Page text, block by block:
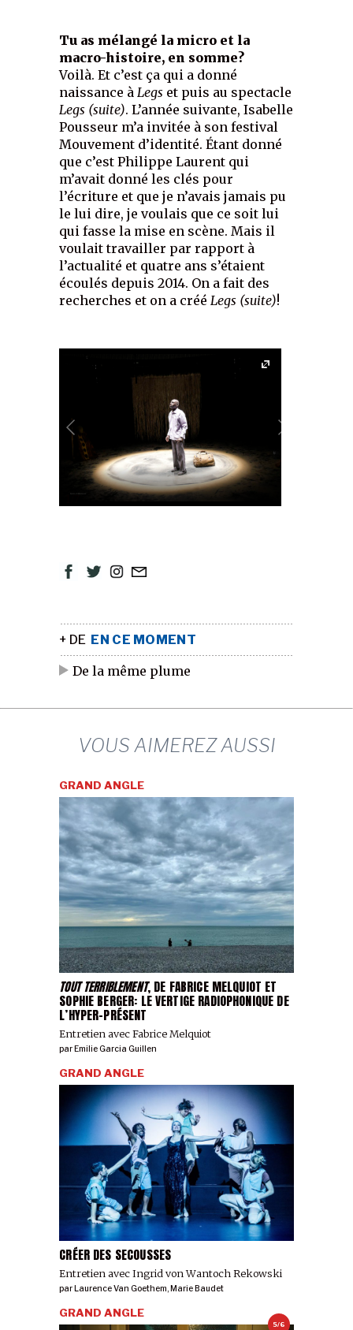
Tu as mélangé la micro et la
macro-histoire, en somme?
Voilà. Et c’est ça qui a donné
naissance à Legs et puis au spectacle
Legs (suite). L’année suivante, Isabelle
Pousseur m’a invitée à son festival
Mouvement d’identité. Étant donné
que c’est Philippe Laurent qui
m’avait donné les clés pour
l’écriture et que je n’avais jamais pu
le lui dire, je voulais que ce soit lui
qui fasse la mise en scène. Mais il
voulait travailler par rapport à
l’actualité et quatre ans s’étaient
écoulés depuis 2014. On a fait des
recherches et on a créé Legs (suite)!
2/7
3/7
4/7
+ DE EN CE MOMENT
De la même plume
VOUS AIMEREZ AUSSI
TOUT TERRIBLEMENT, DE FABRICE MELQUIOT ET
SOPHIE BERGER: LE VERTIGE RADIOPHONIQUE DE
L’HYPER-PRÉSENT
Entretien avec Fabrice Melquiot
GRAND ANGLE
parEmilie Garcia Guillen
CRÉER DES SECOUSSES
Entretien avec Ingrid von Wantoch Rekowski
GRAND ANGLE
par Laurence Van Goethem, Marie Baudet
5/6
GRAND ANGLE